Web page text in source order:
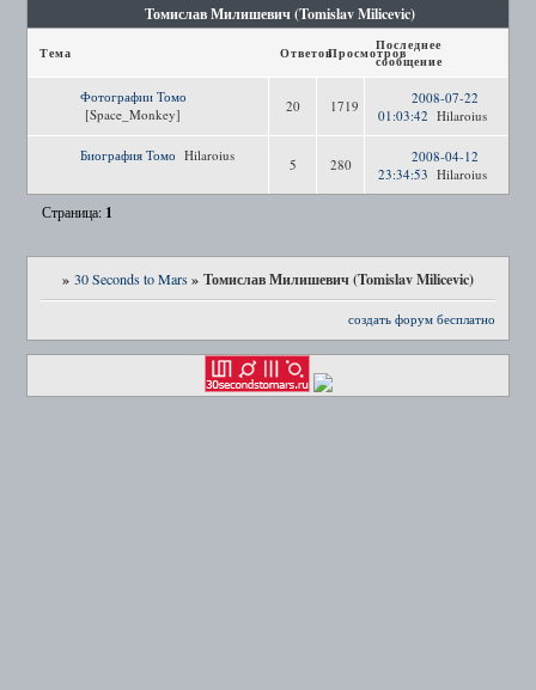
Томислав Милишевич (Tomislav Milicevic)
Тема ОтветовПросмотровПоследнее
сообщение
Фотографии Томо
[Space_Monkey]
20 1719
2008-07-22
01:03:42 Hilaroius
Биография Томо Hilaroius
5 280
2008-04-12
23:34:53 Hilaroius
Страница: 1
» 30 Seconds to Mars» Томислав Милишевич (Tomislav Milicevic)
создать форум бесплатно